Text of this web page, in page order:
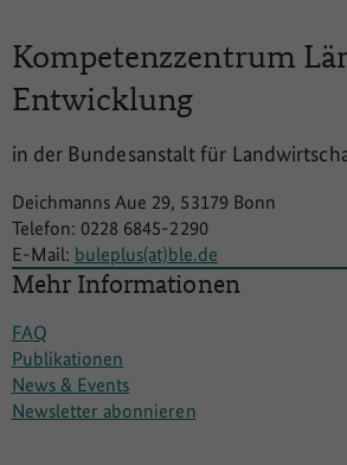
Kompetenzzentrum
Entwicklung
in der Bundesanstalt für
Deichmanns Aue 29, 53179 Bonn
Telefon: 0228 6845-2290
E-Mail: buleplus(at)ble.de
Mehr Informationen
FAQ
Publikationen
News & Events
Newsletter abonnieren